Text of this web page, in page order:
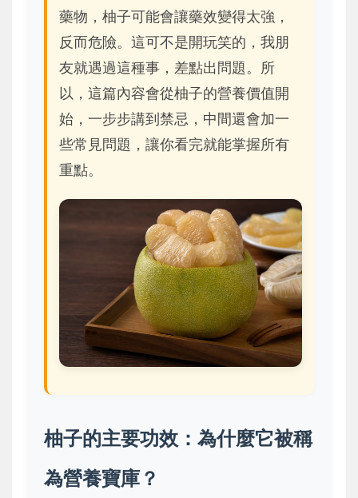
藥物，柚子可能會讓藥效變得太強，
反而危險。這可不是開玩笑的，我朋
友就遇過這種事，差點出問題。所
以，這篇內容會從柚子的營養價值開
始，一步步講到禁忌，中間還會加一
些常見問題，讓你看完就能掌握所有
重點。
柚子的主要功效：為什麼它被稱
為營養寶庫？